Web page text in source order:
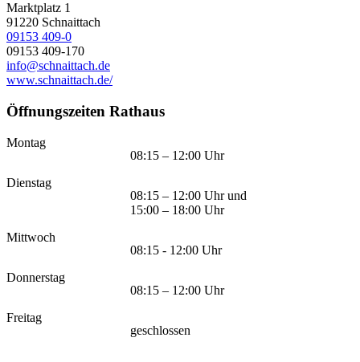
Marktplatz 1
91220 Schnaittach
09153 409-0
09153 409-170
info@schnaittach.de
www.schnaittach.de/
Öffnungszeiten Rathaus
Montag
08:15 – 12:00 Uhr
Dienstag
08:15 – 12:00 Uhr und
15:00 – 18:00 Uhr
Mittwoch
08:15 - 12:00 Uhr
Donnerstag
08:15 – 12:00 Uhr
Freitag
geschlossen